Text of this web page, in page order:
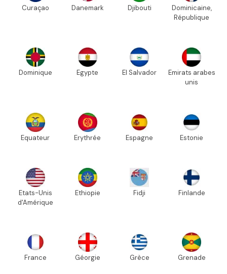
Curaçao Danemark Djibouti
Dominicaine,
République
Dominique Egypte El Salvador
Emirats arabes
unis
Equateur Erythrée Espagne Estonie
Etats-Unis
d'Amérique
Ethiopie Fidji Finlande
France Géorgie Grèce Grenade